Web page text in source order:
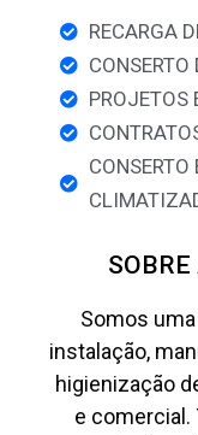
RECARGA
PROJETOS
Somos
instalação,
higienização
e